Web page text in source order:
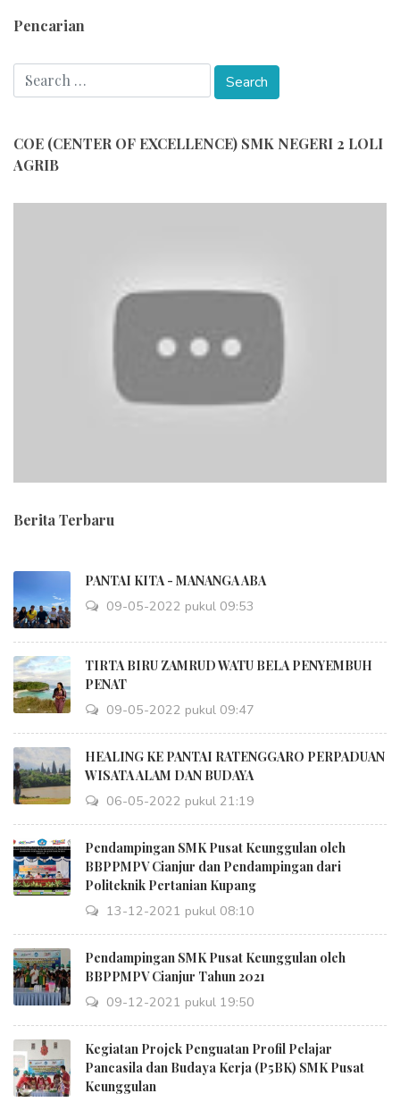
Pencarian
COE (CENTER OF EXCELLENCE) SMK NEGERI 2 LOLI
AGRIB
Berita Terbaru
PANTAI KITA - MANANGA ABA
09-05-2022 pukul 09:53
TIRTA BIRU ZAMRUD WATU BELA PENYEMBUH
PENAT
09-05-2022 pukul 09:47
HEALING KE PANTAI RATENGGARO PERPADUAN
WISATA ALAM DAN BUDAYA
06-05-2022 pukul 21:19
Pendampingan SMK Pusat Keunggulan oleh
BBPPMPV Cianjur dan Pendampingan dari
Politeknik Pertanian Kupang
13-12-2021 pukul 08:10
Pendampingan SMK Pusat Keunggulan oleh
BBPPMPV Cianjur Tahun 2021
09-12-2021 pukul 19:50
Kegiatan Projek Penguatan Profil Pelajar
Pancasila dan Budaya Kerja (P5BK) SMK Pusat
Keunggulan